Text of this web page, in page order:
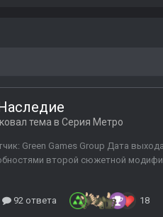
тема в Серия Метро
Green Games Group Дата
второй сюжетной
92 ответа 18